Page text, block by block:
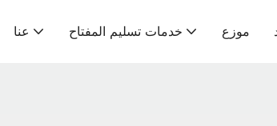
عنا خدمات تسليم المفتاح موزع